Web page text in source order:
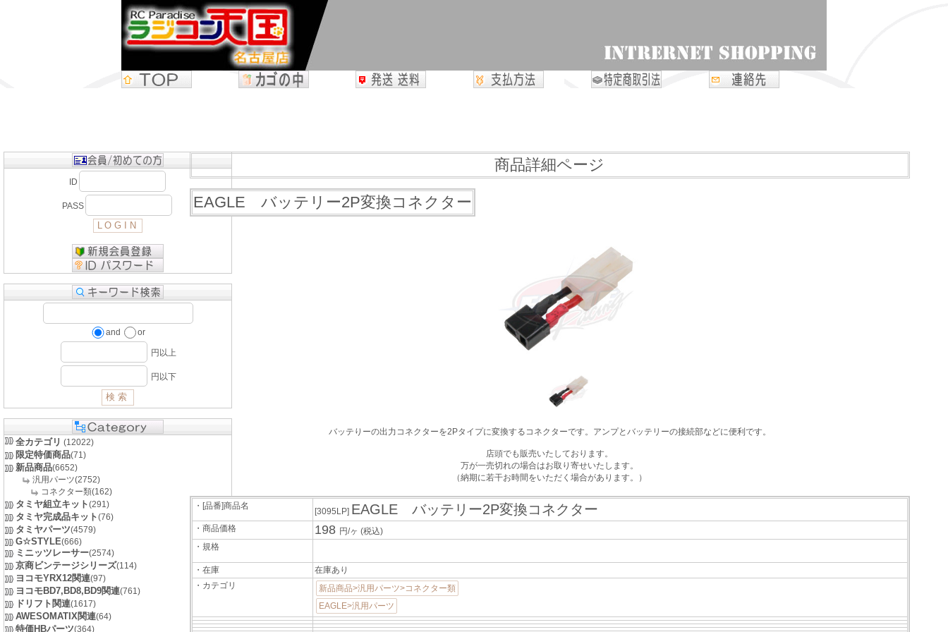
ID
PASS
and or
円以上
円以下
全カテゴリ (12022)
限定特価商品(71)
新品商品(6652)
汎用パーツ(2752)
コネクター類(162)
タミヤ組立キット(291)
タミヤ完成品キット(76)
タミヤパーツ(4579)
G☆STYLE(666)
ミニッツレーサー(2574)
京商ビンテージシリーズ(114)
ヨコモYRX12関連(97)
ヨコモBD7,BD8,BD9関連(761)
ドリフト関連(1617)
AWESOMATIX関連(64)
特価HBパーツ(364)
商品詳細ページ
EAGLE バッテリー2P変換コネクター
バッテりーの出力コネクターを2Pタイプに変換するコネクターです。アンプとバッテリーの接続部などに便利です。
店頭でも販売いたしております。
万が一売切れの場合はお取り寄せいたします。
（納期に若干お時間をいただく場合があります。）
・[品番]商品名
[3095LP] EAGLE バッテリー2P変換コネクター
・商品価格 198 円/ヶ (税込)
・規格
・在庫
在庫あり
・カテゴリ
新品商品>汎用パーツ>コネクター類
EAGLE>汎用パーツ